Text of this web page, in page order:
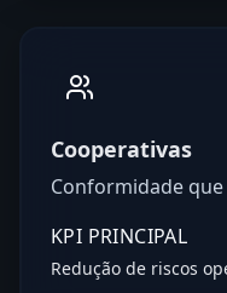
Cooperativas
Conformidade
KPI PRINCIPAL
Redução de riscos